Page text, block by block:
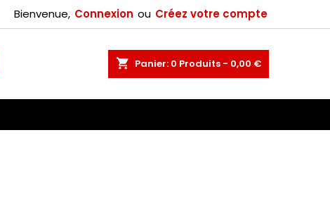
Bienvenue, Connexion ou Créez votre compte
shopping_cart Panier: 0 Produits - 0,00 €
×